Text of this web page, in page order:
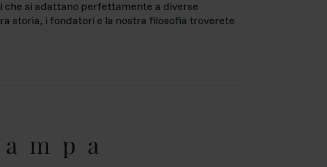
si adattano perfettamente a diverse
storia, i fondatori e la nostra filosofia troverete